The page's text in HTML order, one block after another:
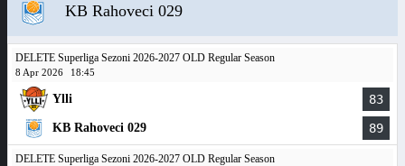
KB Rahoveci 029
DELETE Superliga Sezoni 2026-2027 OLD Regular Season
8 Apr 2026 18:45
Ylli 83
KB Rahoveci 029 89
DELETE Superliga Sezoni 2026-2027 OLD Regular Season